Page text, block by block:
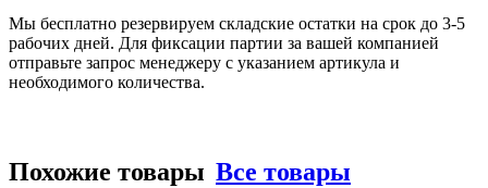
Мы бесплатно резервируем складские остатки на срок до 3-5
рабочих дней. Для фиксации партии за вашей компанией
отправьте запрос менеджеру с указанием артикула и
необходимого количества.
Похожие товары Все товары